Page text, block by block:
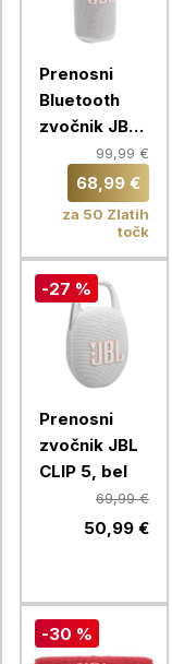
Prenosni
Bluetooth
zvočnik JBL
Grip, white
99,99 €
68,99 €
za 50 Zlatih
točk
-27 %
Prenosni
zvočnik JBL
CLIP 5, bel
69,99 €
50,99 €
-30 %